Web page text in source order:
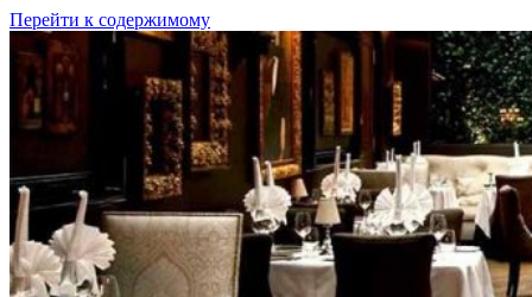
Перейти к содержимому